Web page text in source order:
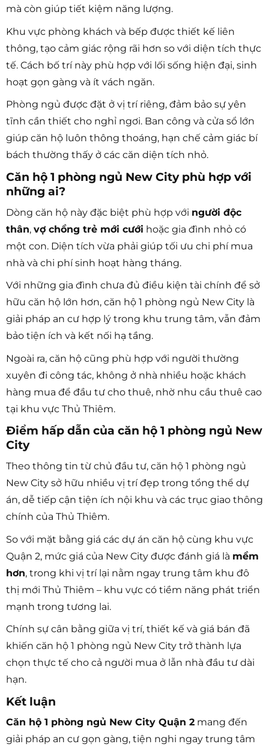
mà còn giúp tiết kiệm năng lượng.
Khu vực phòng khách và bếp được thiết kế liên
thông, tạo cảm giác rộng rãi hơn so với diện tích thực
tế. Cách bố trí này phù hợp với lối sống hiện đại, sinh
hoạt gọn gàng và ít vách ngăn.
Phòng ngủ được đặt ở vị trí riêng, đảm bảo sự yên
tĩnh cần thiết cho nghỉ ngơi. Ban công và cửa sổ lớn
giúp căn hộ luôn thông thoáng, hạn chế cảm giác bí
bách thường thấy ở các căn diện tích nhỏ.
Căn hộ 1 phòng ngủ New City phù hợp với
những ai?
Dòng căn hộ này đặc biệt phù hợp với người độc
thân, vợ chồng trẻ mới cưới hoặc gia đình nhỏ có
một con. Diện tích vừa phải giúp tối ưu chi phí mua
nhà và chi phí sinh hoạt hàng tháng.
Với những gia đình chưa đủ điều kiện tài chính để sở
hữu căn hộ lớn hơn, căn hộ 1 phòng ngủ New City là
giải pháp an cư hợp lý trong khu trung tâm, vẫn đảm
bảo tiện ích và kết nối hạ tầng.
Ngoài ra, căn hộ cũng phù hợp với người thường
xuyên đi công tác, không ở nhà nhiều hoặc khách
hàng mua để đầu tư cho thuê, nhờ nhu cầu thuê cao
tại khu vực Thủ Thiêm.
Điểm hấp dẫn của căn hộ 1 phòng ngủ New
City
Theo thông tin từ chủ đầu tư, căn hộ 1 phòng ngủ
New City sở hữu nhiều vị trí đẹp trong tổng thể dự
án, dễ tiếp cận tiện ích nội khu và các trục giao thông
chính của Thủ Thiêm.
So với mặt bằng giá các dự án căn hộ cùng khu vực
Quận 2, mức giá của New City được đánh giá là mềm
hơn, trong khi vị trí lại nằm ngay trung tâm khu đô
thị mới Thủ Thiêm – khu vực có tiềm năng phát triển
mạnh trong tương lai.
Chính sự cân bằng giữa vị trí, thiết kế và giá bán đã
khiến căn hộ 1 phòng ngủ New City trở thành lựa
chọn thực tế cho cả người mua ở lẫn nhà đầu tư dài
hạn.
Kết luận
Căn hộ 1 phòng ngủ New City Quận 2 mang đến
giải pháp an cư gọn gàng, tiện nghi ngay trung tâm